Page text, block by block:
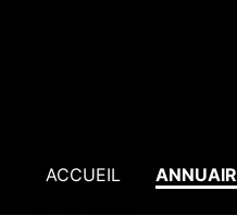
ACCUEIL